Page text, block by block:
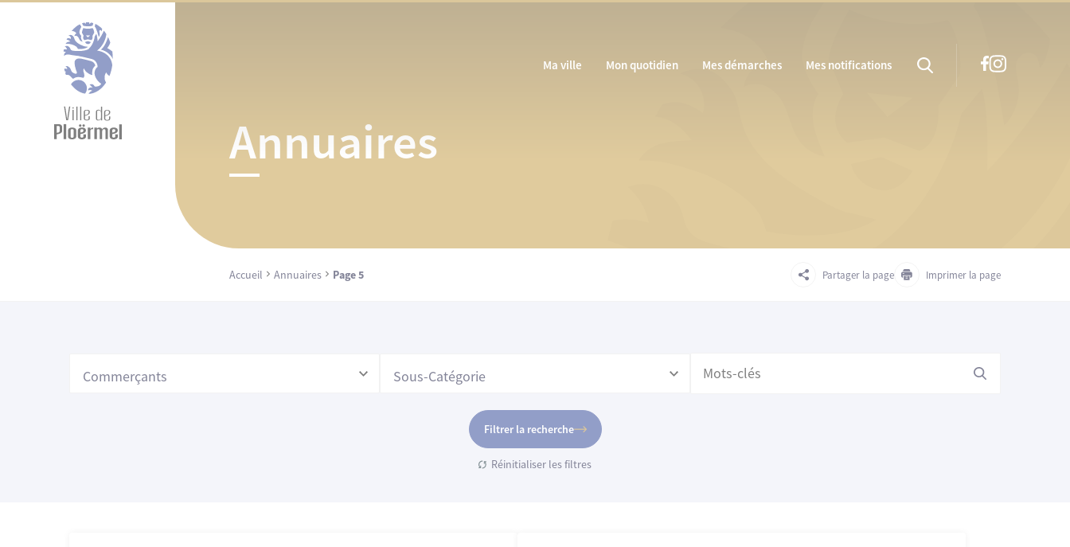
Ma ville Mon quotidien Mes démarches Mes notifications
Annuaires
Accueil Annuaires Page 5 Partager la page Imprimer la page
Commerçants Sous-Catégorie
Filtrer la recherche
Réinitialiser les filtres